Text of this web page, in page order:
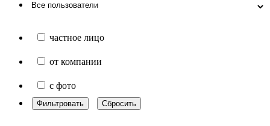
частное лицо
от компании
с фото
Фильтровать Сбросить